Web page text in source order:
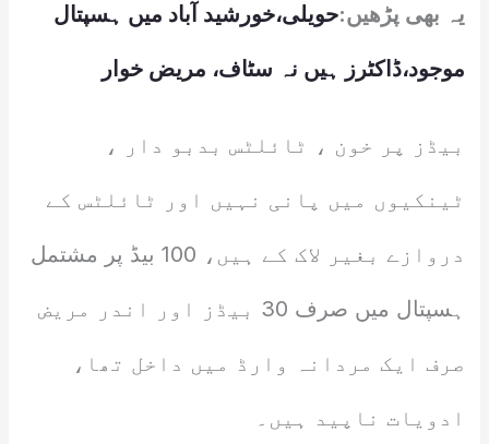
یہ بھی پڑھیں:حویلی،خورشید آباد میں ہسپتال
موجود،ڈاکٹرز ہیں نہ سٹاف، مریض خوار
بیڈز پر خون ، ٹائلٹس بدبو دار ،
ٹینکیوں میں پانی نہیں اور ٹائلٹس کے
دروازے بغیر لاک کے ہیں، 100 بیڈ پر مشتمل
ہسپتال میں صرف 30 بیڈز اور اندر مریض
صرف ایک مردانہ وارڈ میں داخل تھا،
ادویات ناپید ہیں۔